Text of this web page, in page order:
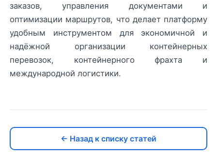
заказов, управления документами и
оптимизации маршрутов, что делает платформу
удобным инструментом для экономичной и
надёжной организации контейнерных
перевозок, контейнерного фрахта и
международной логистики.
← Назад к списку статей